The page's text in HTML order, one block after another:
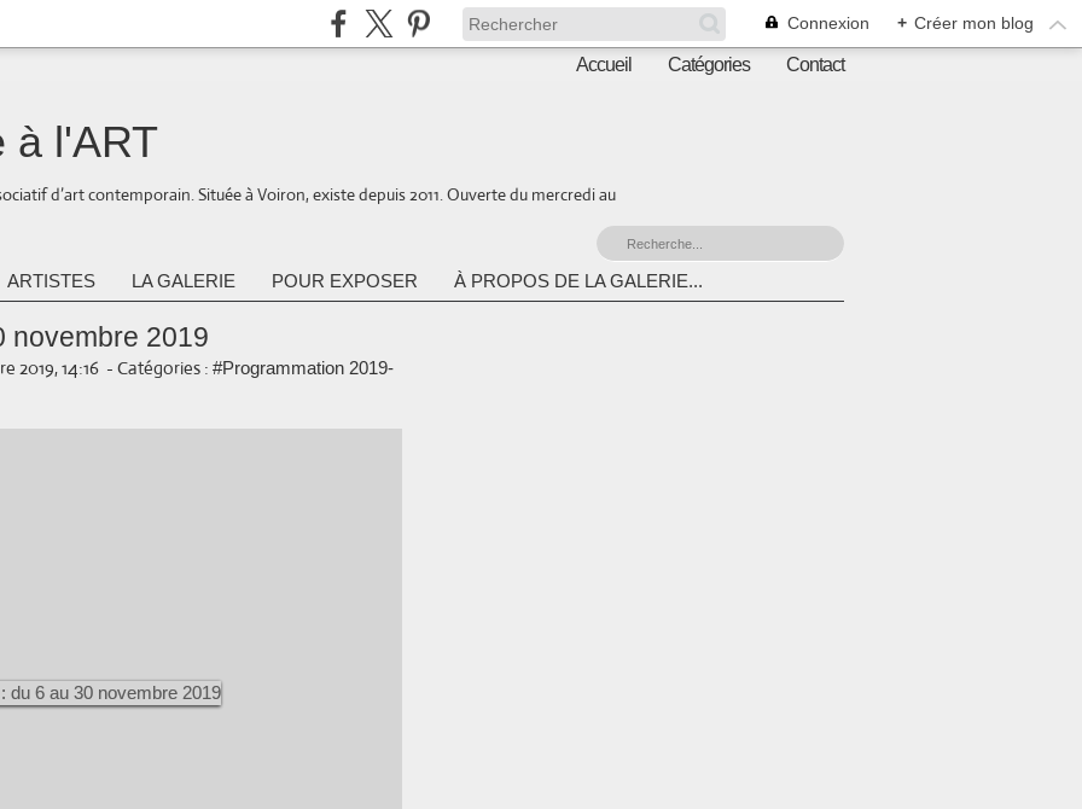
Connexion + Créer mon blog
Accueil Catégories Contact
à l'ART
d’art contemporain. Située à Voiron, existe depuis 2011. Ouverte du mercredi au
ARTISTES LA GALERIE POUR EXPOSER À PROPOS DE LA GALERIE...
novembre 2019
2019, 14:16 - Catégories : #Programmation 2019-